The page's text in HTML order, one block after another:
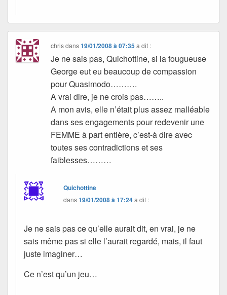
chrisdans19/01/2008 à 07:35 a dit :
Je ne sais pas, Quichottine, si la fougueuse
George eut eu beaucoup de compassion
pour Quasimodo……….
A vrai dire, je ne crois pas……..
A mon avis, elle n’était plus assez malléable
dans ses engagements pour redevenir une
FEMME à part entière, c’est-à dire avec
toutes ses contradictions et ses
faiblesses………
Quichottine
dans19/01/2008 à 17:24a dit :
Je ne sais pas ce qu’elle aurait dit, en vrai, je ne
sais même pas si elle l’aurait regardé, mais, il faut
juste imaginer…
Ce n’est qu’un jeu…